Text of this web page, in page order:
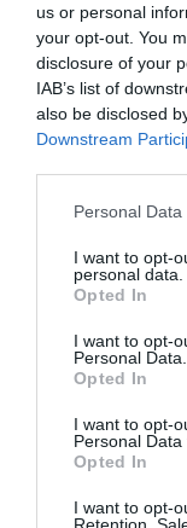
us or personal
your opt-out. You
disclosure of your
IAB’s list of
also be disclosed
Downstream
Please note that
not limited to your
grant or deny
use your data for
consent section.
Personal
I want to opt-
personal data.
Opted In
I want to opt-
Personal Data.
Opted In
I want to opt-
Personal Data
Opted In
I want to opt-
Retention,
Elektromos
Ráfekszik